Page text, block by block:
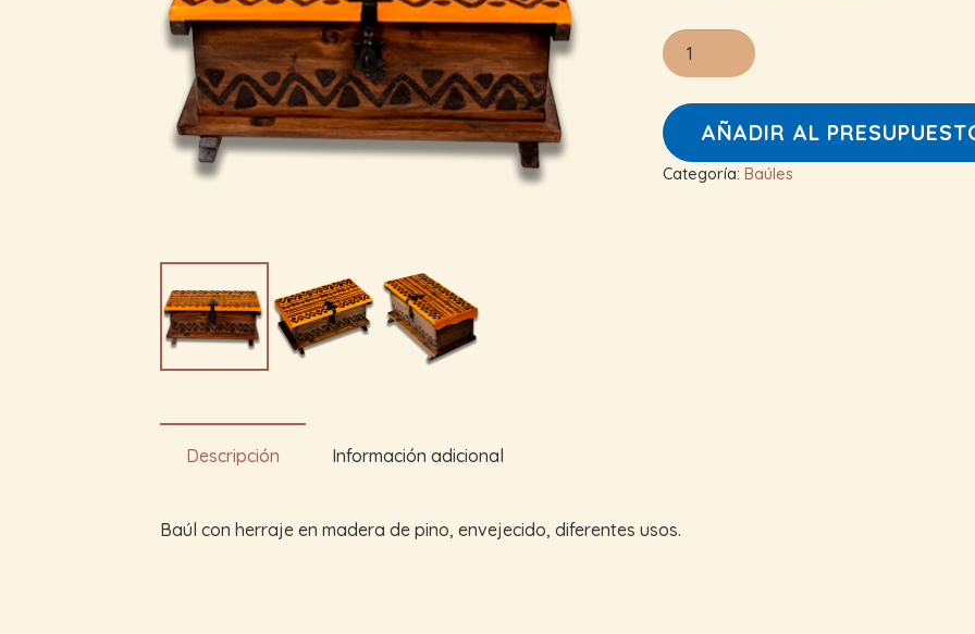
Baúl
Herraje
cantidad
AÑADIR AL
Categoría: Baúles
Descripción Información adicional
Baúl con herraje en madera de pino, envejecido, diferentes usos.